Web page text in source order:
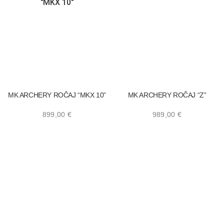
899,00 €
MK ARCHERY ROČAJ “MKX 10”
989,00 €
MK ARCHERY ROČAJ “Z”